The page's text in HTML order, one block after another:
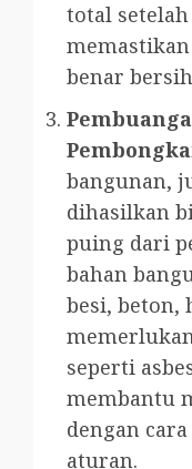
total
benar
bangunan,
dihasilkan
puing dari
bahan
besi, beton,
seperti
membantu
dengan
aturan.